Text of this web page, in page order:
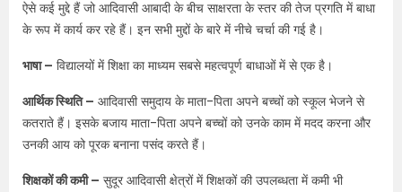
ऐसे कई मुद्दे हैं जो आदिवासी आबादी के बीच साक्षरता के स्तर की तेज प्रगति में बाधा
के रूप में कार्य कर रहे हैं। इन सभी मुद्दों के बारे में नीचे चर्चा की गई है।
भाषा – विद्यालयों में शिक्षा का माध्यम सबसे महत्वपूर्ण बाधाओं में से एक है।
आर्थिक स्थिति – आदिवासी समुदाय के माता-पिता अपने बच्चों को स्कूल भेजने से
कतराते हैं। इसके बजाय माता-पिता अपने बच्चों को उनके काम में मदद करना और
उनकी आय को पूरक बनाना पसंद करते हैं।
शिक्षकों की कमी – सुदूर आदिवासी क्षेत्रों में शिक्षकों की उपलब्धता में कमी भी